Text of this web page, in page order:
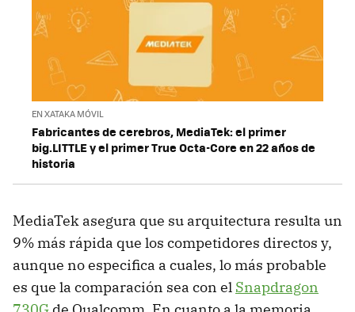
EN XATAKA MÓVIL
Fabricantes de cerebros, MediaTek: el primer
big.LITTLE y el primer True Octa-Core en 22 años de
historia
MediaTek asegura que su arquitectura resulta un
9% más rápida que los competidores directos y,
aunque no especifica a cuales, lo más probable
es que la comparación sea con el Snapdragon